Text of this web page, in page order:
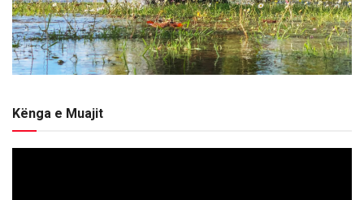
Kënga e Muajit